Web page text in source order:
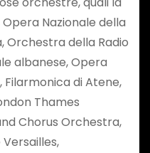
Nazionale della
Orchestra della Radio
albanese, Opera
Filarmonica di Atene,
Thames
Chorus Orchestra,